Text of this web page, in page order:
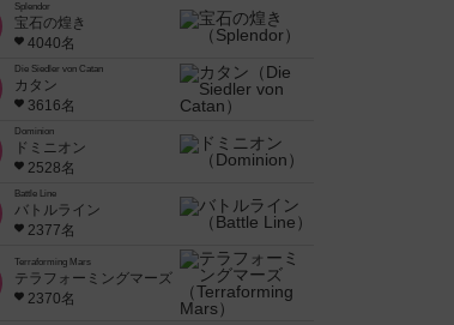
Splendor
宝石の煌き
4040名
Die Siedler von Catan
カタン
3616名
Dominion
ドミニオン
2528名
Battle Line
バトルライン
2377名
Terraforming Mars
テラフォーミングマーズ
2370名